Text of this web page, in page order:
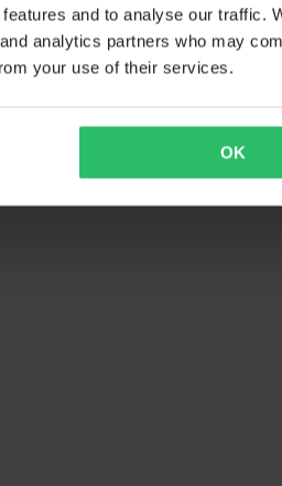
and to analyse our traffic.
analytics partners who may
your use of their services.
OK